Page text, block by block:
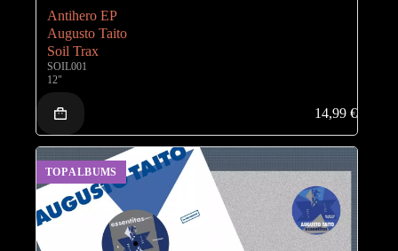
Antihero EP
Augusto Taito
Soil Trax
SOIL001
12"
14,99€
TOP ALBUMS